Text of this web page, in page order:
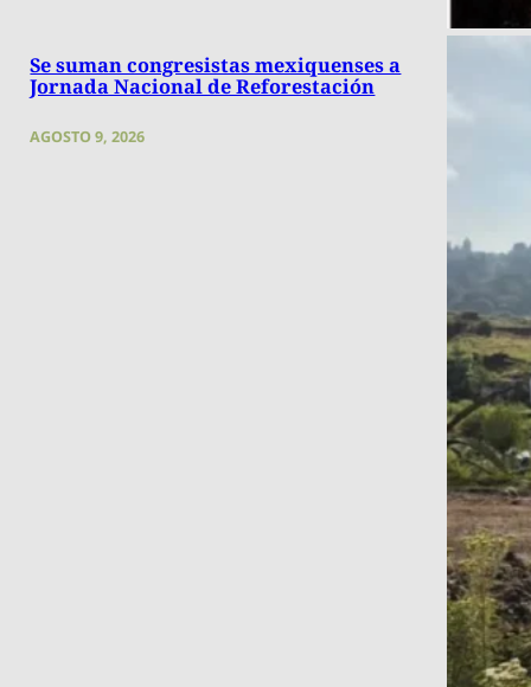
Se suman congresistas mexiquenses a
Jornada Nacional de Reforestación
AGOSTO 9, 2026